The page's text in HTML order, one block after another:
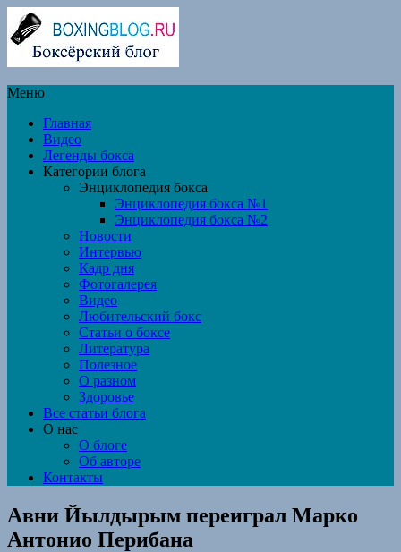
Меню
Главная
Видео
Легенды бокса
Категории блога
Энциклопедия бокса
Энциклопедия бокса №1
Энциклопедия бокса №2
Новости
Интервью
Кадр дня
Фотогалерея
Видео
Любительский бокс
Статьи о боксе
Литература
Полезное
О разном
Здоровье
Все статьи блога
О нас
О блоге
Об авторе
Контакты
Авни Йылдырым переиграл Марко
Антонио Перибана